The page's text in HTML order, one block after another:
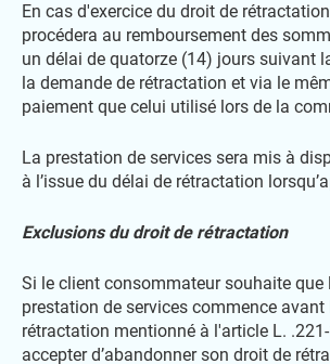
En cas d'exercice du droit de
procédera au remboursement des
un délai de quatorze (14) jours suivant
la demande de rétractation et via le
paiement que celui utilisé lors de la
La prestation de services sera mis à
à l’issue du délai de rétractation
Exclusions du droit de rétractation
Si le client consommateur souhaite que
prestation de services commence
rétractation mentionné à l'article L.
accepter d’abandonner son droit de